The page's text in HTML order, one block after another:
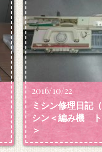
2016/10/22
ミシン修理日記
シン＜編み機
＞